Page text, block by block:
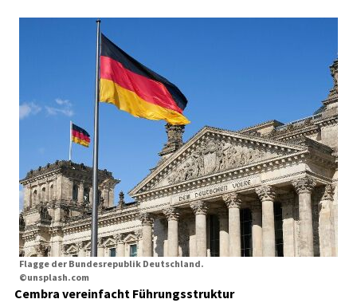
Flagge der Bundesrepublik Deutschland.
©unsplash.com
Cembra vereinfacht Führungsstruktur